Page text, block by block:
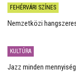
FEHÉRVÁRI SZÍNES
Nemzetközi
KULTÚRA
Jazz minden